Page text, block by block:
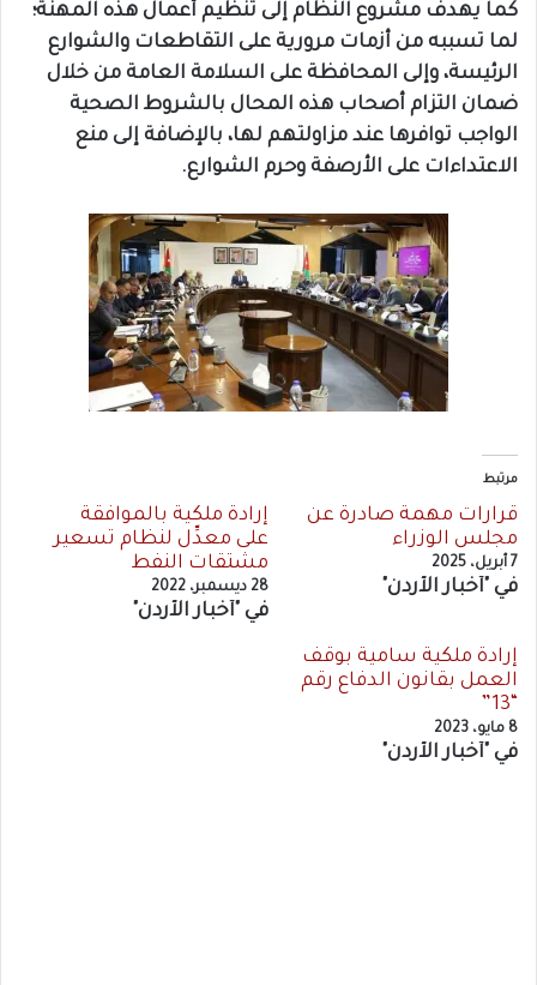
كما يهدف مشروع النَّظام إلى تنظيم أعمال هذه المهنة؛
لما تسببه من أزمات مرورية على التقاطعات والشوارع
الرئيسة، وإلى المحافظة على السلامة العامة من خلال
ضمان التزام أصحاب هذه المحال بالشروط الصحية
الواجب توافرها عند مزاولتهم لها، بالإضافة إلى منع
الاعتداءات على الأرصفة وحرم الشوارع.
مرتبط
قرارات مهمة صادرة عن
مجلس الوزراء
7 أبريل، 2025
في "أخبار الأردن"
إرادة ملكية بالموافقة
على معدِّل لنظام تسعير
مشتقات النفط
28 ديسمبر، 2022
في "أخبار الأردن"
إرادة ملكية سامية بوقف
العمل بقانون الدفاع رقم
“13”
8 مايو، 2023
في "أخبار الأردن"